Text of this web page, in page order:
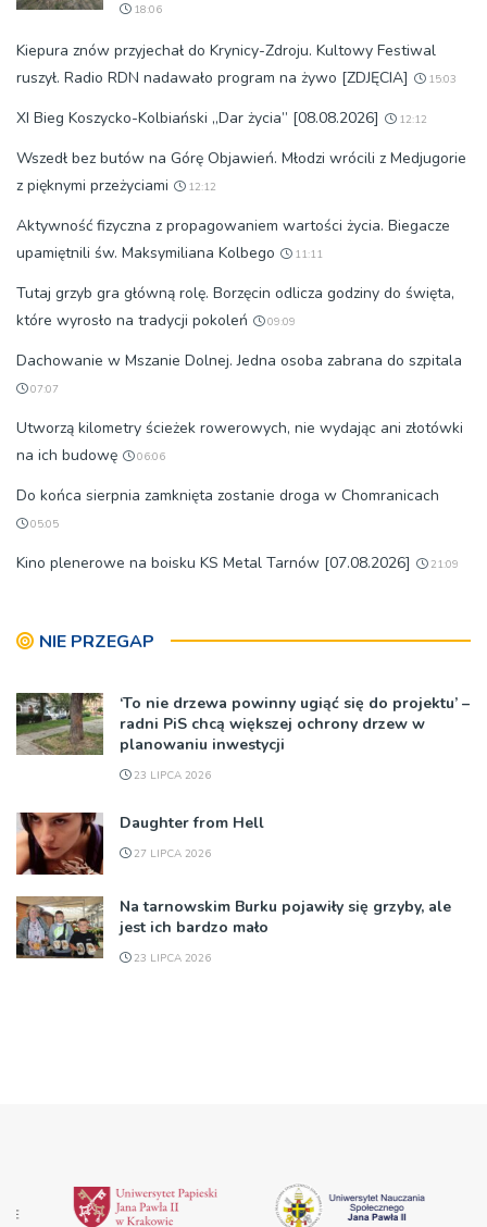
18:06
Kiepura znów przyjechał do Krynicy-Zdroju. Kultowy Festiwal
ruszył. Radio RDN nadawało program na żywo [ZDJĘCIA]
15:03
XI Bieg Koszycko-Kolbiański „Dar życia” [08.08.2026] 12:12
Wszedł bez butów na Górę Objawień. Młodzi wrócili z Medjugorie
z pięknymi przeżyciami
12:12
Aktywność fizyczna z propagowaniem wartości życia. Biegacze
upamiętnili św. Maksymiliana Kolbego
11:11
Tutaj grzyb gra główną rolę. Borzęcin odlicza godziny do święta,
które wyrosło na tradycji pokoleń
09:09
Dachowanie w Mszanie Dolnej. Jedna osoba zabrana do szpitala
07:07
Utworzą kilometry ścieżek rowerowych, nie wydając ani złotówki
na ich budowę
06:06
Do końca sierpnia zamknięta zostanie droga w Chomranicach
05:05
Kino plenerowe na boisku KS Metal Tarnów [07.08.2026] 21:09
NIE PRZEGAP
‘To nie drzewa powinny ugiąć się do projektu’ –
radni PiS chcą większej ochrony drzew w
planowaniu inwestycji
23 LIPCA 2026
Daughter from Hell
27 LIPCA 2026
Na tarnowskim Burku pojawiły się grzyby, ale
jest ich bardzo mało
23 LIPCA 2026